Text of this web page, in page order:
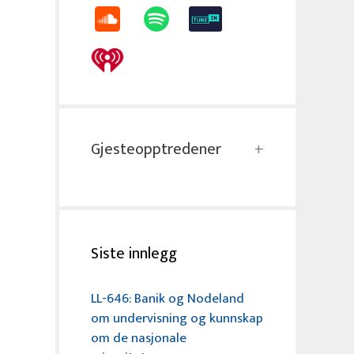
Gjesteopptredener
Siste innlegg
LL-646: Banik og Nodeland
om undervisning og kunnskap
om de nasjonale